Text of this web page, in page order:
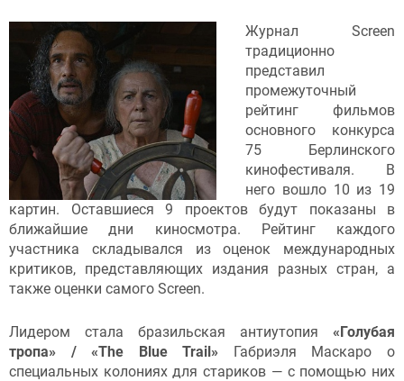
Журнал Screen
традиционно
представил
промежуточный
рейтинг фильмов
основного конкурса
75 Берлинского
кинофестиваля. В
него вошло 10 из 19
картин. Оставшиеся 9 проектов будут показаны в
ближайшие дни киносмотра. Рейтинг каждого
участника складывался из оценок международных
критиков, представляющих издания разных стран, а
также оценки самого Screen.
Лидером стала бразильская антиутопия «Голубая
тропа» / «The Blue Trail» Габриэля Маскаро о
специальных колониях для стариков — с помощью них